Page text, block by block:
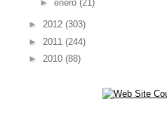
► enero (21)
► 2012 (303)
► 2011 (244)
► 2010 (88)